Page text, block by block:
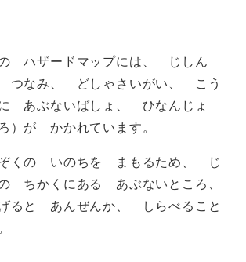
ハザードマップには、 じしん
なみ、 どしゃさいがい、 こう
あぶないばしょ、 ひなんじょ
）が かかれています。
くの いのちを まもるため、 じ
ちかくにある あぶないところ、
と あんぜんか、 しらべること